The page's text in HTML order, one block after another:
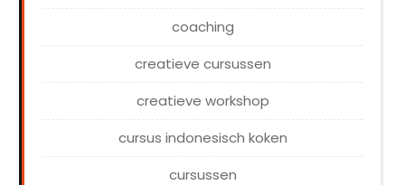
coaching
creatieve cursussen
creatieve workshop
cursus indonesisch koken
cursussen